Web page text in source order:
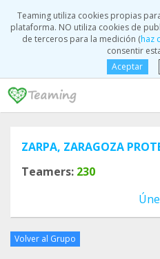
Teaming utiliza cookies propias
plataforma. NO utiliza cookies de
de terceros para la medición (haz
consentir
Aceptar
ZARPA, ZARAGOZA
Teamers: 230
Volver al Grupo